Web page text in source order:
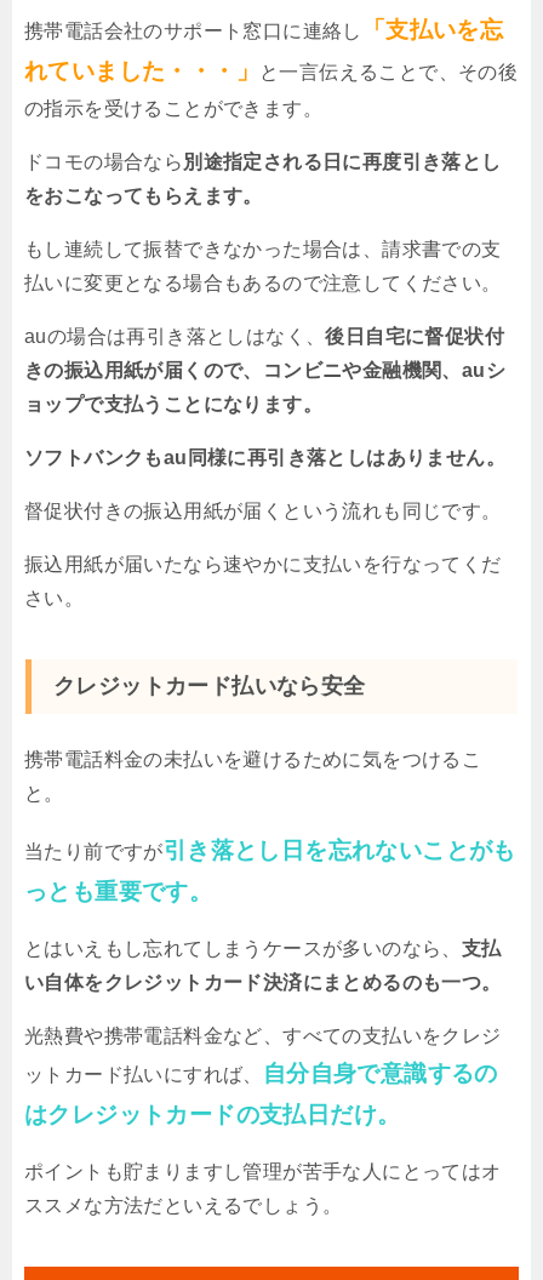
携帯電話会社のサポート窓口に連絡し
「支払いを忘
れていました・・・」
と一言伝えることで、その後
の指示を受けることができます。
ドコモの場合なら 別途指定される日に再度引き落とし
をおこなってもらえます。
もし連続して振替できなかった場合は、請求書での支
払いに変更となる場合もあるので注意してください。
auの場合は再引き落としはなく、後日自宅に督促状付
きの振込用紙が届くので、コンビニや金融機関、auシ
ョップで支払うことになります。
ソフトバンクもau同様に再引き落としはありません。
督促状付きの振込用紙が届くという流れも同じです。
振込用紙が届いたなら速やかに支払いを行なってくだ
さい。
クレジットカード払いなら安全
携帯電話料金の未払いを避けるために気をつけるこ
と。
当たり前ですが引き落とし日を忘れないことがも
っとも重要です。
とはいえもし忘れてしまうケースが多いのなら、 支払
い自体をクレジットカード決済にまとめるのも一つ。
光熱費や携帯電話料金など、すべての支払いをクレジ
ットカード払いにすれば、
自分自身で意識するの
はクレジットカードの支払日だけ。
ポイントも貯まりますし管理が苦手な人にとってはオ
ススメな方法だといえるでしょう。